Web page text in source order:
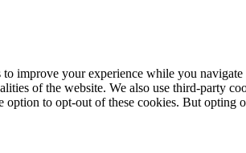
improve your experience while you
of the website. We also use third-party
option to opt-out of these cookies. But